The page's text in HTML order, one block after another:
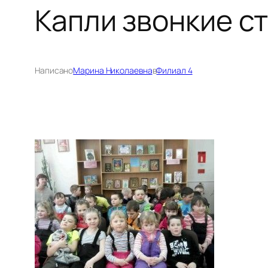
Капли звонкие
НаписаноМарина НиколаевнавФилиал 4